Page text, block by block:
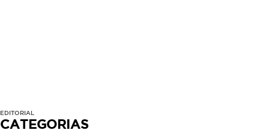
EDITORIAL
CATEGORIAS